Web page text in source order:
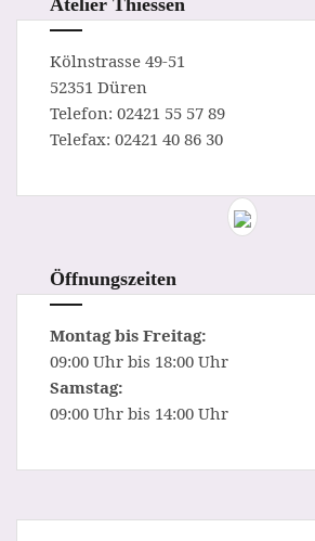
Kölnstrasse 49-51
52351 Düren
Telefon: 02421 55 57 89
Telefax: 02421 40 86 30
Öffnungszeiten
Montag bis Freitag:
09:00 Uhr bis 18:00 Uhr
Samstag:
09:00 Uhr bis 14:00 Uhr